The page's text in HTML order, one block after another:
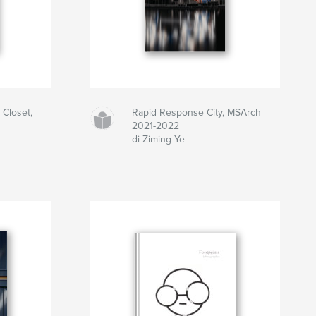
Rapid Response City, MSArch
2021-2022
di Ziming Ye